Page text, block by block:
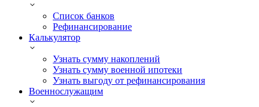
Список банков
Рефинансирование
Калькулятор
Узнать сумму накоплений
Узнать сумму военной ипотеки
Узнать выгоду от рефинансирования
Военнослужащим